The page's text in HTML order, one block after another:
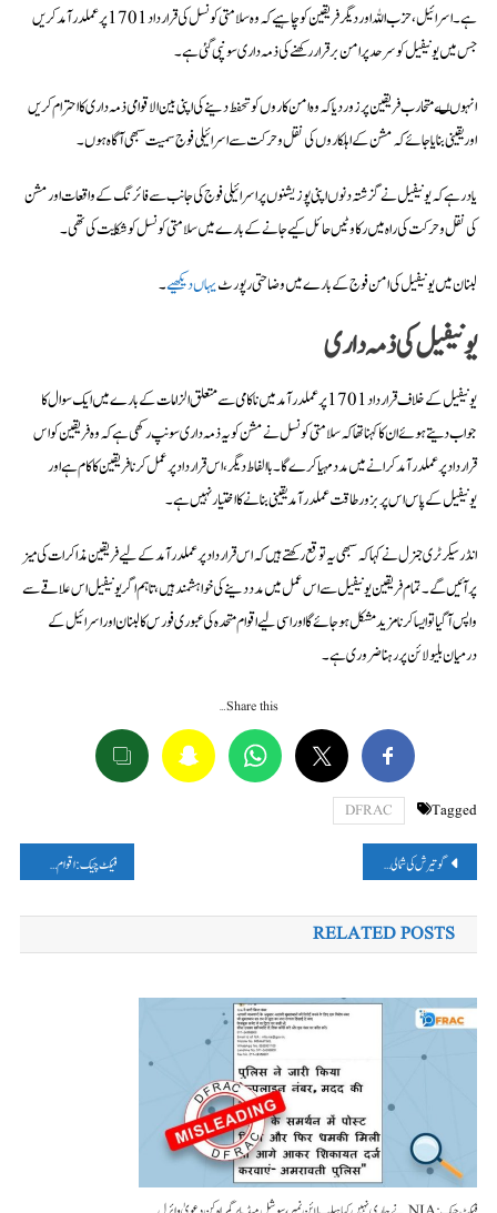
ہے۔ اسرائیل، حزب اللہ اور دیگر فریقین کو چاہیے کہ وہ سلامتی کونسل کی قرارداد 1701 پر عملدرآمد کریں
جس میں یونیفیل کو سرحد پر امن برقرار رکھنے کی ذمہ داری سونپی گئی ہے۔
انہوں ںے متحارب فریقین پر زور دیا کہ وہ امن کاروں کو تحفط دینے کی اپنی بین الاقوامی ذمہ داری کا احترام کریں
اور یقینی بنایا جائے کہ مشن کے اہلکاروں کی نقل و حرکت سے اسرائیلی فوج سمیت سبھی آگاہ ہوں۔
یاد رہے کہ یونیفیل نے گزشتہ دنوں اپنی پوزیشنوں پر اسرائیلی فوج کی جانب سے فائرنگ کے واقعات اور مشن
کی نقل و حرکت کی راہ میں رکاوٹیں حائل کیے جانے کے بارے میں سلامتی کونسل کو شکایت کی تھی۔
لبنان میں یونیفیل کی امن فوج کے بارے میں وضاحتی رپورٹیہاں دیکھیے۔
یونیفیل کی ذمہ داری
یونیفیل کے خلاف قرارداد 1701 پر عملدرآمد میں ناکامی سے متعلق الزامات کے بارے میں ایک سوال کا
جواب دیتے ہوئے ان کا کہنا تھا کہ سلامتی کونسل نے مشن کو یہ ذمہ داری سونپ رکھی ہے کہ وہ فریقین کو اس
قرارداد پر عملدرآمد کرانے میں مدد مہیا کرے گا۔ باالفاط دیگر، اس قرارداد پر عمل کرنا فریقین کا کام ہے اور
یونیفیل کے پاس اس پر بزور طاقت عملدرآمد یقینی بنانے کا اختیار نہیں ہے۔
انڈر سیکرٹری جنرل نے کہا کہ سبھی یہ توقع رکھتے ہیں کہ اس قرارداد پر عملدرآمد کے لیے فریقین مذاکرات کی میز
پر آئیں گے۔ تمام فریقین یونیفیل سے اس عمل میں مدد دینے کی خواہشمند ہیں، تاہم اگر یونیفیل اس علاقے سے
واپس آ گیا تو ایسا کرنا مزید مشکل ہو جائے گا اور اسی لیے اقوام متحدہ کی عبوری فورس کا لبنان اور اسرائیل کے
درمیان بلیو لائن پر رہنا ضروری ہے۔
Share this…
Tagged
DFRAC
پوسٹوں
کی
نیویگیشن
گوتیرش کی شمالی غزہ میں جاری اسرائیلی عسکری کارروائی کی مذمت فیکٹ چیک : اقوام متحدہ نے عصمت دری کے واقعات پر ہندوستان کو ‘بیمار ذہنیت کا غلام’ نہیں کہا، وائرل دعویٰ فیک ہے
RELATED POSTS